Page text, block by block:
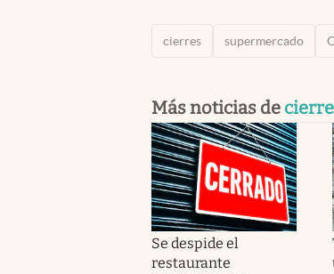
cierres supermercado
Más noticias de
Se despide el
restaurante